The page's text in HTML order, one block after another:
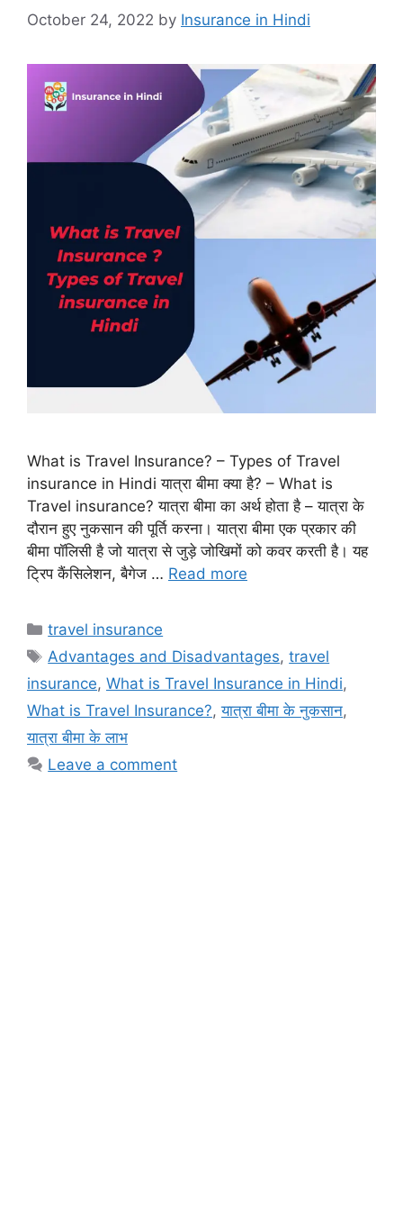
October 24, 2022 by Insurance in Hindi
What is Travel Insurance? – Types of Travel
insurance in Hindi यात्रा बीमा क्या है? – What is
Travel insurance? यात्रा बीमा का अर्थ होता है – यात्रा के
दौरान हुए नुकसान की पूर्ति करना। यात्रा बीमा एक प्रकार की
बीमा पॉलिसी है जो यात्रा से जुड़े जोखिमों को कवर करती है। यह
ट्रिप कैंसिलेशन, बैगेज … Read more
Categories
travel insurance
Tags
Advantages and Disadvantages,travel
insurance, What is Travel Insurance in Hindi,
What is Travel Insurance?,यात्रा बीमा के नुकसान,
यात्रा बीमा के लाभ
Leave a comment